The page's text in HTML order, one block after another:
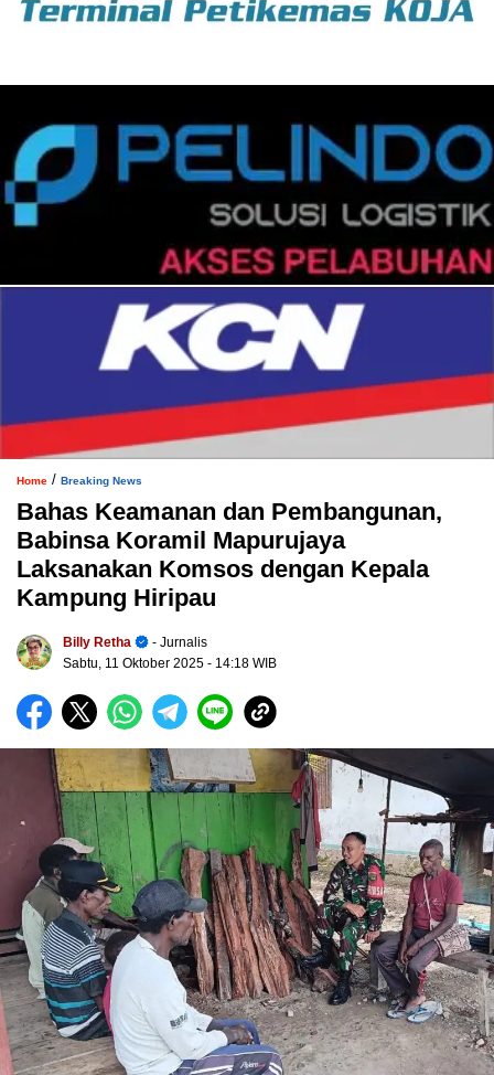
Home / Breaking News
Bahas Keamanan dan Pembangunan,
Babinsa Koramil Mapurujaya
Laksanakan Komsos dengan Kepala
Kampung Hiripau
Billy Retha
- Jurnalis
Sabtu, 11 Oktober 2025 - 14:18 WIB